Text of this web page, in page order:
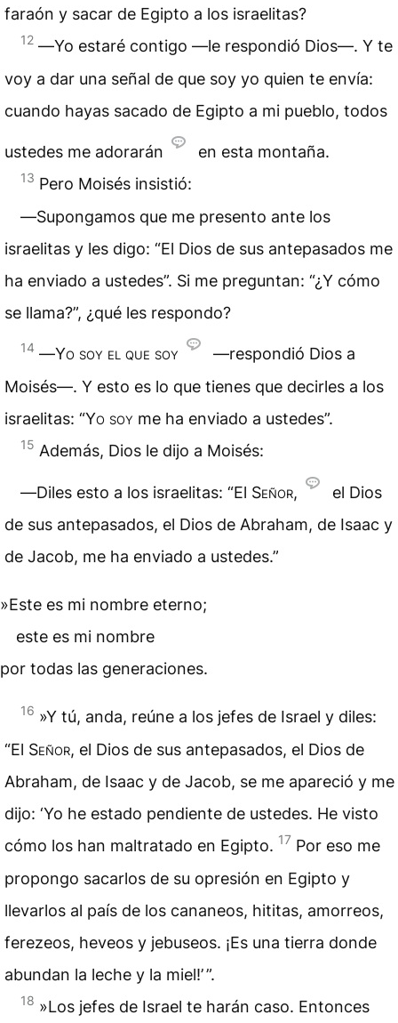
faraón y sacar de Egipto a los israelitas?
12 ―Yo estaré contigo —le respondió Dios—. Y te
voy a dar una señal de que soy yo quien te envía:
cuando hayas sacado de Egipto a mi pueblo, todos
ustedes me adorarán en esta montaña.
13 Pero Moisés insistió:
―Supongamos que me presento ante los
israelitas y les digo: “El Dios de sus antepasados me
ha enviado a ustedes”. Si me preguntan: “¿Y cómo
se llama?”, ¿qué les respondo?
14 ―Yo soy el que soy
—respondió Dios a
Moisés—. Y esto es lo que tienes que decirles a los
israelitas: “Yo soy me ha enviado a ustedes”.
15 Además, Dios le dijo a Moisés:
―Diles esto a los israelitas: “El Señor,
el Dios
de sus antepasados, el Dios de Abraham, de Isaac y
de Jacob, me ha enviado a ustedes.”
»Este es mi nombre eterno;
este es mi nombre
por todas las generaciones.
16 »Y tú, anda, reúne a los jefes de Israel y diles:
“El Señor, el Dios de sus antepasados, el Dios de
Abraham, de Isaac y de Jacob, se me apareció y me
dijo: ‘Yo he estado pendiente de ustedes. He visto
cómo los han maltratado en Egipto. 17 Por eso me
propongo sacarlos de su opresión en Egipto y
llevarlos al país de los cananeos, hititas, amorreos,
ferezeos, heveos y jebuseos. ¡Es una tierra donde
abundan la leche y la miel!’ ”.
18 »Los jefes de Israel te harán caso. Entonces